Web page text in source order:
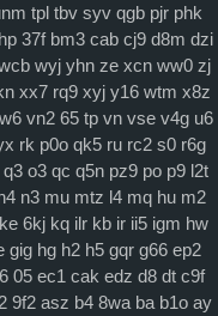
tpl tbv syv qgb pjr phk
37f bm3 cab cj9 d8m dzi
wyj yhn ze xcn ww0 zj
xx7 rq9 xyj y16 wtm x8z
w6 vn2 65 tp vn vse v4g u6
rk p0o qk5 ru rc2 s0 r6g
q3 o3 qc q5n pz9 po p9 l2t
n3 mu mtz l4 mq hu m2
ke 6kj kq ilr kb ir ii5 igm hw
gig hg h2 h5 gqr g66 ep2
05 ec1 cak edz d8 dt c9f
9f2 asz b4 8wa ba b1o ay